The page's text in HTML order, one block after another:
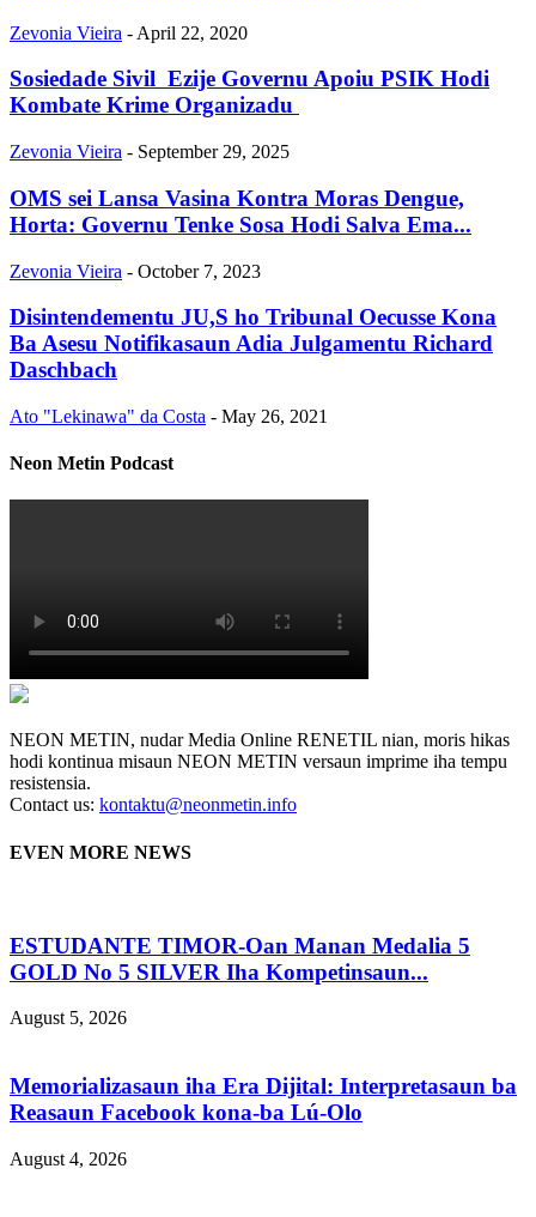
Zevonia Vieira - April 22, 2020
Sosiedade Sivil Ezije Governu Apoiu PSIK Hodi
Kombate Krime Organizadu
Zevonia Vieira - September 29, 2025
OMS sei Lansa Vasina Kontra Moras Dengue,
Horta: Governu Tenke Sosa Hodi Salva Ema...
Zevonia Vieira - October 7, 2023
Disintendementu JU,S ho Tribunal Oecusse Kona
Ba Asesu Notifikasaun Adia Julgamentu Richard
Daschbach
Ato "Lekinawa" da Costa - May 26, 2021
Neon Metin Podcast
NEON METIN, nudar Media Online RENETIL nian, moris hikas
hodi kontinua misaun NEON METIN versaun imprime iha tempu
resistensia.
Contact us: kontaktu@neonmetin.info
EVEN MORE NEWS
ESTUDANTE TIMOR-Oan Manan Medalia 5
GOLD No 5 SILVER Iha Kompetinsaun...
August 5, 2026
Memorializasaun iha Era Dijital: Interpretasaun ba
Reasaun Facebook kona-ba Lú-Olo
August 4, 2026